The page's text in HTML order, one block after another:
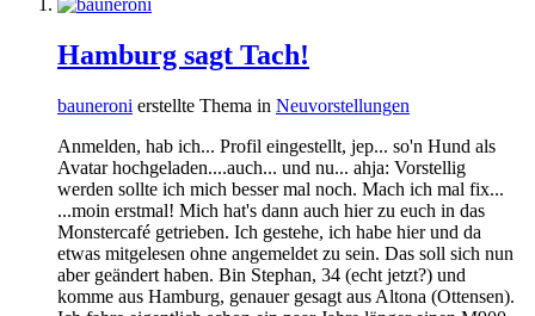
Hamburg sagt Tach!
bauneroni erstellte Thema in Neuvorstellungen
Anmelden, hab ich... Profil eingestellt, jep... so'n Hund als
Avatar hochgeladen....auch... und nu... ahja: Vorstellig
werden sollte ich mich besser mal noch. Mach ich mal fix...
...moin erstmal! Mich hat's dann auch hier zu euch in das
Monstercafé getrieben. Ich gestehe, ich habe hier und da
etwas mitgelesen ohne angemeldet zu sein. Das soll sich nun
aber geändert haben. Bin Stephan, 34 (echt jetzt?) und
komme aus Hamburg, genauer gesagt aus Altona (Ottensen).